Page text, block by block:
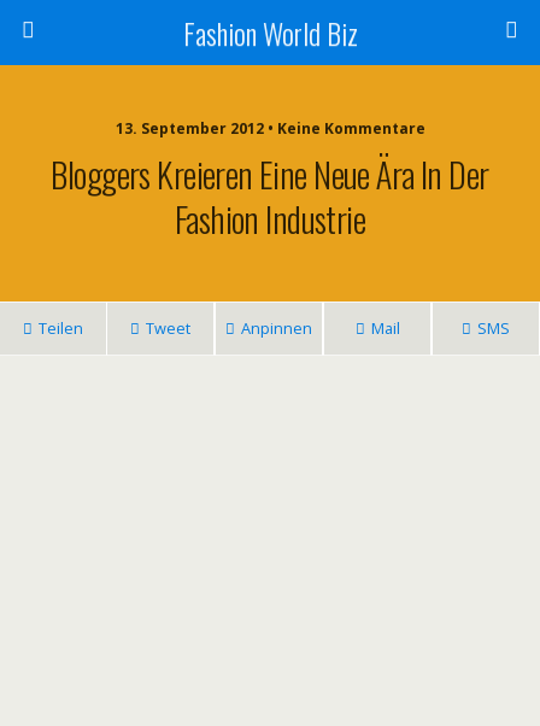
Fashion World Biz
13. September 2012 • Keine Kommentare
Bloggers Kreieren Eine Neue Ära In Der
Fashion Industrie
Teilen Tweet Anpinnen Mail SMS